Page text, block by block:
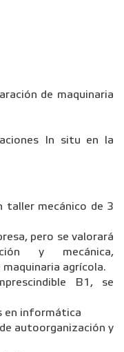
de maquinaria
In situ en la
taller mecánico de 3
pero se valorará
y mecánica,
agrícola.
B1, se
en informática
autoorganización y